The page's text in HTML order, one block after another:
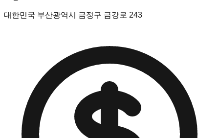
대한민국 부산광역시 금정구 금강로 243